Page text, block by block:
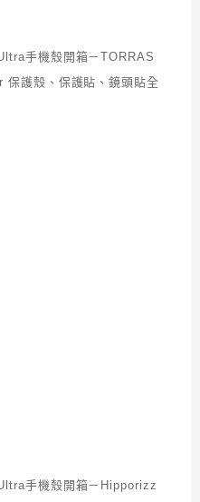
手機殼開箱－TORRAS
護殼、保護貼、鏡頭貼全
手機殼開箱－Hipporizz